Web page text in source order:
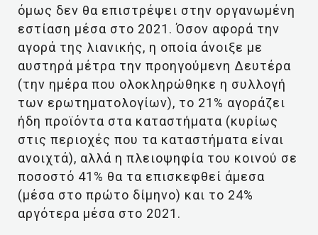
όμως δεν θα επιστρέψει στην οργανωμένη
εστίαση μέσα στο 2021. Όσον αφορά την
αγορά της λιανικής, η οποία άνοιξε με
αυστηρά μέτρα την προηγούμενη Δευτέρα
(την ημέρα που ολοκληρώθηκε η συλλογή
των ερωτηματολογίων), το 21% αγοράζει
ήδη προϊόντα στα καταστήματα (κυρίως
στις περιοχές που τα καταστήματα είναι
ανοιχτά), αλλά η πλειοψηφία του κοινού σε
ποσοστό 41% θα τα επισκεφθεί άμεσα
(μέσα στο πρώτο δίμηνο) και το 24%
αργότερα μέσα στο 2021.